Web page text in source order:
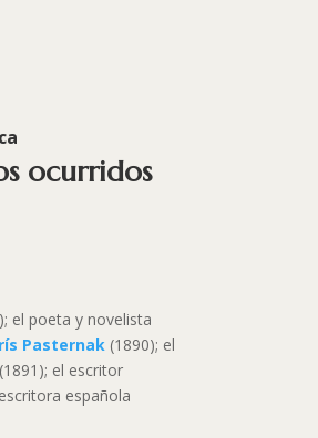
ocurridos
el poeta y novelista
Pasternak (1890); el
(1891); el escritor
española